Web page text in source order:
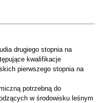
drugiego stopnia na
kwalifikacje
pierwszego stopnia na
potrzebną do
w środowisku leśnym